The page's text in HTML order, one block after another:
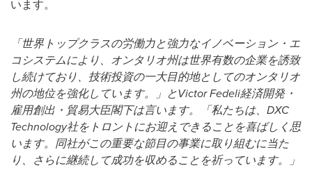
います。
「世界トップクラスの労働力と強力なイノベーション・エ
コシステムにより、オンタリオ州は世界有数の企業を誘致
し続けており、技術投資の一大目的地としてのオンタリオ
州の地位を強化しています。」とVictor Fedeli経済開発・
雇用創出・貿易大臣閣下は言います。「私たちは、 DXC
Technology社をトロントにお迎えできることを喜ばしく思
います。同社がこの重要な節目の事業に取り組むに当た
り、さらに継続して成功を収めることを祈っています。」